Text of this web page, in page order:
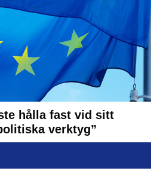
hålla fast vid sitt
verktyg”